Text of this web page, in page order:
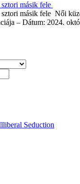
másik fele
másik fele Női
– Dátum: 2024.
Seduction